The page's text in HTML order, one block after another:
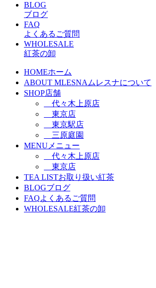
BLOG
ブログ
FAQ
よくあるご質問
WHOLESALE
紅茶の卸
HOMEホーム
ABOUT MLESNAムレスナについて
SHOP店舗
代々木上原店
東京店
東京駅店
三原庭園
MENUメニュー
代々木上原店
東京店
TEA LISTお取り扱い紅茶
BLOGブログ
FAQよくあるご質問
WHOLESALE紅茶の卸